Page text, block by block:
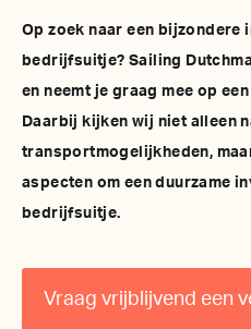
Op zoek naar een bijzondere
bedrijfsuitje? Sailing
en neemt je graag mee op
Daarbij kijken wij niet alleen
transportmogelijkheden,
aspecten om een duurzame
bedrijfsuitje.
Vraag vrijblijvend een